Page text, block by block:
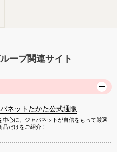
ープ関連サイト
ネットたかた公式通販
中心に、ジャパネットが自信をもって厳選
品だけをご紹介！